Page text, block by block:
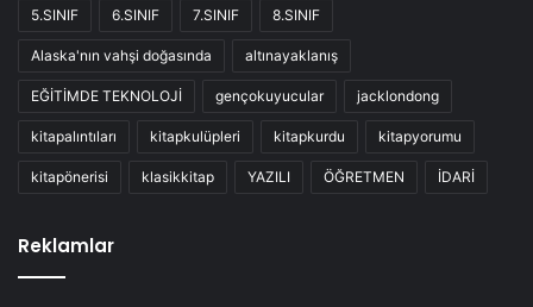
5.SINIF 6.SINIF 7.SINIF 8.SINIF
Alaska'nın vahşi doğasında altınayaklanış
EĞİTİMDE TEKNOLOJİ gençokuyucular jacklondong
kitapalıntıları kitapkulüpleri kitapkurdu kitapyorumu
kitapönerisi klasikkitap YAZILI ÖĞRETMEN İDARİ
Reklamlar